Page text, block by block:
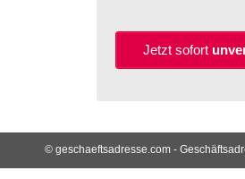
Jetzt sofort
© geschaeftsadresse.com -